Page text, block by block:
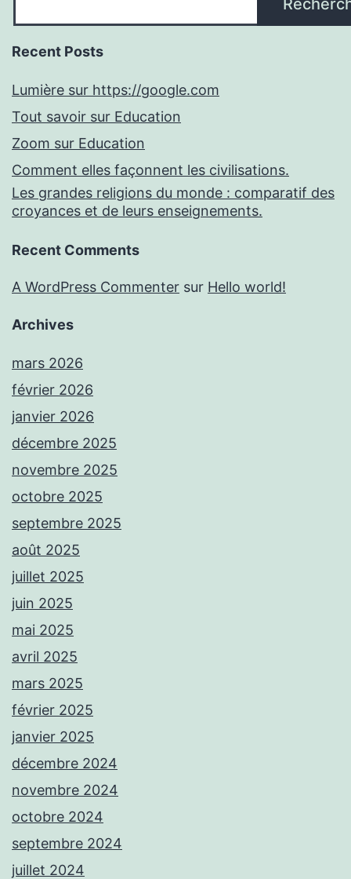
Recent Posts
Lumière sur https://google.com
Tout savoir sur Education
Zoom sur Education
Comment elles façonnent les civilisations.
Les grandes religions du monde : comparatif des
croyances et de leurs enseignements.
Recent Comments
A WordPress Commenter sur Hello world!
Archives
mars 2026
février 2026
janvier 2026
décembre 2025
novembre 2025
octobre 2025
septembre 2025
août 2025
juillet 2025
juin 2025
mai 2025
avril 2025
mars 2025
février 2025
janvier 2025
décembre 2024
novembre 2024
octobre 2024
septembre 2024
juillet 2024